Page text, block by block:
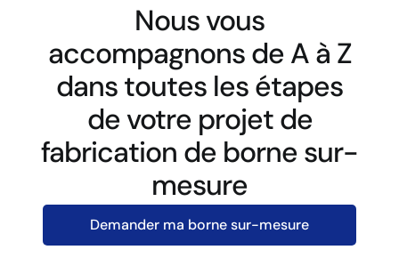
Nous vous
accompagnons de A à Z
dans toutes les étapes
de votre projet de
fabrication de borne sur-
mesure
Demander ma borne sur-mesure